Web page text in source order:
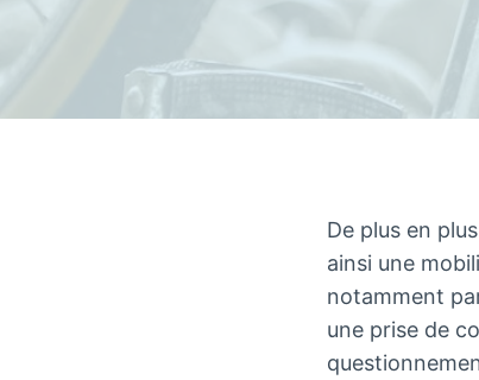
De plus en
ainsi une
notamment
une prise de